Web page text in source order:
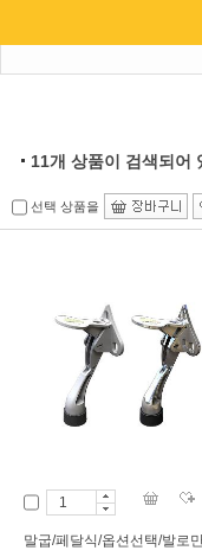
11개 상품이 검색되어
선택 상품을
말굽/페달식/옵션선택/발로